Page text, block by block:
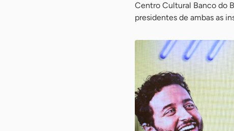
Centro Cultural Banco do
presidentes de ambas as